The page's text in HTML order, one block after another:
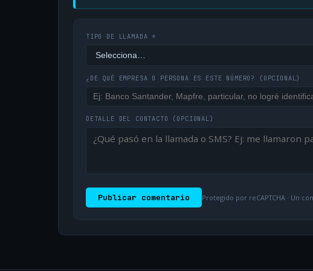
TIPO DE LLAMADA *
¿DE QUÉ EMPRESA O PERSONA ES ESTE NÚMERO? (OPCIONAL)
DETALLE DEL CONTACTO (OPCIONAL)
Publicar comentario Protegido por reCAPTCHA · Un